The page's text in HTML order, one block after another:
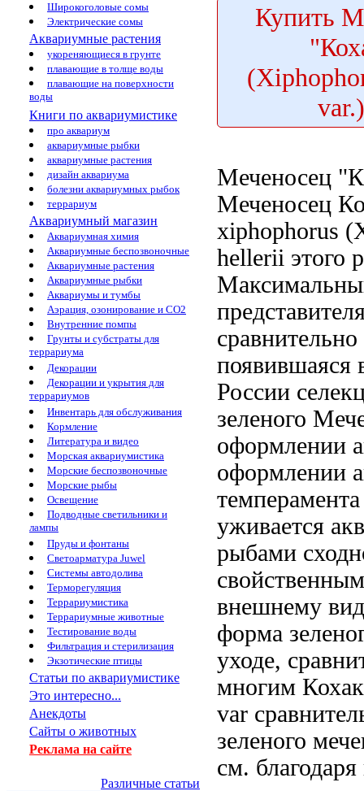
Широкоголовые сомы
Электрические сомы
Аквариумные растения
укореняющиеся в грунте
плавающие в толще воды
плавающие на поверхности
воды
Книги по аквариумистике
про аквариум
аквариумные рыбки
аквариумные растения
дизайн аквариума
болезни аквариумных рыбок
террариум
Аквариумный магазин
Аквариумная химия
Аквариумные беспозвоночные
Аквариумные растения
Аквариумные рыбки
Аквариумы и тумбы
Аэрация, озонирование и CO2
Внутренние помпы
Грунты и субстраты для
террариума
Декорации
Декорации и укрытия для
террариумов
Инвентарь для обслуживания
Кормление
Литература и видео
Морская аквариумистика
Морские беспозвоночные
Морские рыбы
Освещение
Подводные светильники и
лампы
Пруды и фонтаны
Светоарматура Juwel
Системы автодолива
Терморегуляция
Террариумистика
Террариумные животные
Тестирование воды
Фильтрация и стерилизация
Экзотические птицы
Статьи по аквариумистике
Это интересно...
Анекдоты
Сайты о животных
Реклама на сайте
Различные статьи
Купить
Меченосец
Меченосец
xiphophorus
hellerii этого
появившаяся
России
зеленого
оформлении
оформлении
темперамента
уживается
рыбами
внешнему
форма
уходе,
многим
var
зеленого
см.